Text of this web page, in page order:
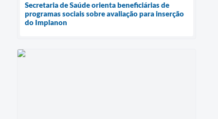
Secretaria de Saúde orienta beneficiárias de
programas sociais sobre avaliação para inserção
do Implanon